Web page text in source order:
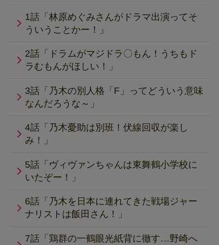
1話「林原めぐみさんがドラマ出演ってそ
ういうことかー！」
2話「ドラムがマジドラ〇もん！うちもド
ラむもんがほしい！」
3話「乃木の別人格「F」ってどういう意味
なんだろうな～」
4話「乃木憂助は別班！伏線回収が楽し
み！」
5話「ヴィヴァンちゃんは東舞鶴小学校に
いたぞー！」
6話「乃木を日本に連れてきた戦場ジャー
ナリストは飯田さん！」
7話「鶏群の一鶴眼光紙背に徹す…野崎へ